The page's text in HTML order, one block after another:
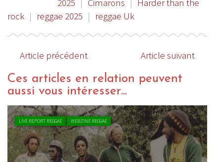
rock | reggae 2025 | reggae Uk
Article précédent Article suivant
Ces articles en relation peuvent
aussi vous intéresser...
LIVE REPORT REGGAE WEBZINE REGGAE